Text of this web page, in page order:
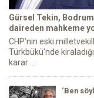
Gürsel Tekin,
daireden mahkeme
CHP’nin eski
Türkbükü'nde
karar ...
‘Ben